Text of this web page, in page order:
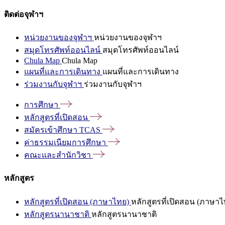
ติดต่อจุฬาฯ
หน่วยงานของจุฬาฯ หน่วยงานของจุฬาฯ
สมุดโทรศัพท์ออนไลน์ สมุดโทรศัพท์ออนไลน์
Chula Map Chula Map
แผนที่และการเดินทาง แผนที่และการเดินทาง
ร่วมงานกับจุฬาฯ ร่วมงานกับจุฬาฯ
การศึกษา
หลักสูตรที่เปิดสอน
สมัครเข้าศึกษา TCAS
ค่าธรรมเนียมการศึกษา
คณะและสำนักวิชา
หลักสูตร
หลักสูตรที่เปิดสอน (ภาษาไทย) หลักสูตรที่เปิดสอน (ภาษาไ
หลักสูตรนานาชาติ หลักสูตรนานาชาติ